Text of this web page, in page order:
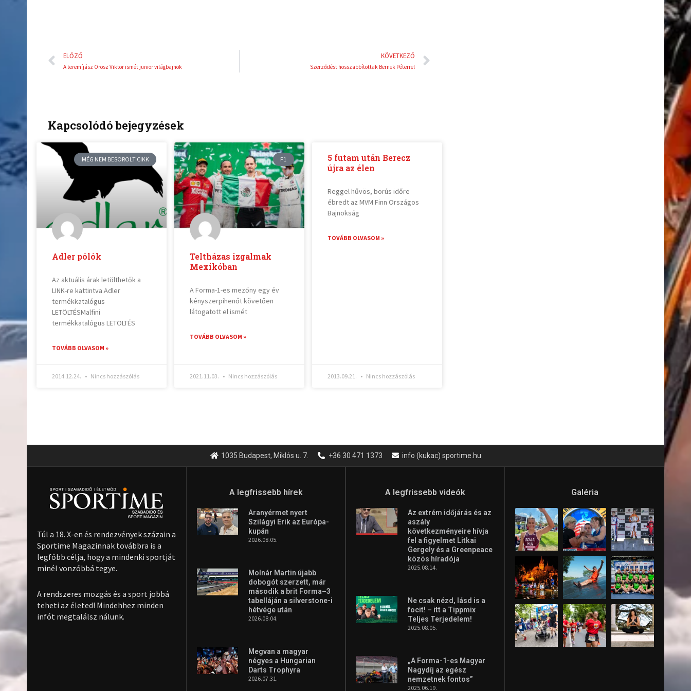
Előző
ELŐZŐ
A teremíjász Orosz Viktor ismét junior világbajnok
KÖVETKEZŐ
Szerződést hosszabbítottak Bernek Péterrel
Kapcsolódó bejegyzések
MÉG NEM BESOROLT CIKK
Adler pólók
Az aktuális árak letölthetők a
LINK-re kattintva.Adler
termékkatalógus
LETÖLTÉSMalfini
termékkatalógus LETÖLTÉS
TOVÁBB OLVASOM »
2014.12.24. Nincs hozzászólás
F1
Teltházas izgalmak
Mexikóban
A Forma-1-es mezőny egy év
kényszerpihenőt követően
látogatott el ismét
TOVÁBB OLVASOM »
2021.11.03. Nincs hozzászólás
5 futam után Berecz
újra az élen
Reggel hűvös, borús időre
ébredt az MVM Finn Országos
Bajnokság
TOVÁBB OLVASOM »
2013.09.21. Nincs hozzászólás
1035 Budapest, Miklós u. 7. +36 30 471 1373 info (kukac) sportime.hu
Túl a 18. X-en és rendezvények százain a
Sportime Magazinnak továbbra is a
legfőbb célja, hogy a mindenki sportját
minél vonzóbbá tegye.
A rendszeres mozgás és a sport jobbá
teheti az életed! Mindehhez minden
infót megtalálsz nálunk.
A legfrissebb hírek
Aranyérmet nyert
Szilágyi Erik az Európa-
kupán
2026.08.05.
Molnár Martin újabb
dobogót szerzett, már
második a brit Forma–3
tabelláján a silverstone-i
hétvége után
2026.08.04.
Megvan a magyar
négyes a Hungarian
Darts Trophyra
2026.07.31.
A legfrissebb videók
Az extrém időjárás és az
aszály
következményeire hívja
fel a figyelmet Litkai
Gergely és a Greenpeace
közös híradója
2025.08.14.
Ne csak nézd, lásd is a
focit! – itt a Tippmix
Teljes Terjedelem!
2025.08.05.
„A Forma-1-es Magyar
Nagydíj az egész
nemzetnek fontos”
2025.06.19.
Galéria